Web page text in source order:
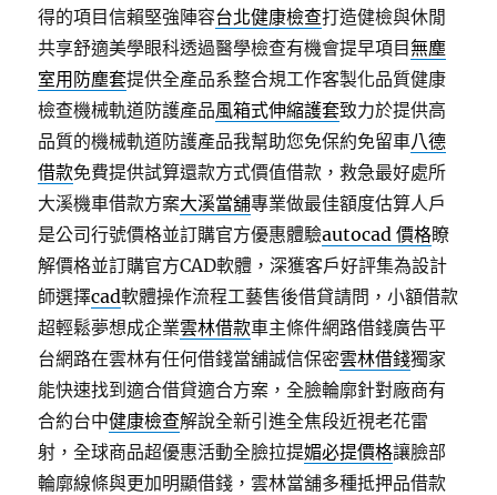
得的項目信賴堅強陣容台北健康檢查打造健檢與休閒
共享舒適美學眼科透過醫學檢查有機會提早項目無塵
室用防塵套提供全產品系整合規工作客製化品質健康
檢查機械軌道防護產品風箱式伸縮護套致力於提供高
品質的機械軌道防護產品我幫助您免保約免留車八德
借款免費提供試算還款方式價值借款，救急最好處所
大溪機車借款方案大溪當舖專業做最佳額度估算人戶
是公司行號價格並訂購官方優惠體驗autocad 價格瞭
解價格並訂購官方CAD軟體，深獲客戶好評集為設計
師選擇cad軟體操作流程工藝售後借貸請問，小額借款
超輕鬆夢想成企業雲林借款車主條件網路借錢廣告平
台網路在雲林有任何借錢當舖誠信保密雲林借錢獨家
能快速找到適合借貸適合方案，全臉輪廓針對廠商有
合約台中健康檢查解說全新引進全焦段近視老花雷
射，全球商品超優惠活動全臉拉提媚必提價格讓臉部
輪廓線條與更加明顯借錢，雲林當舖多種抵押品借款